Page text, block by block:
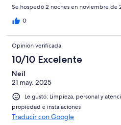
Se hospedó 2 noches en noviembre de
0
Opinión verificada
10/10 Excelente
Neil
21 may. 2025
Le gustó: Limpieza, personal y
propiedad e instalaciones
Traducir con Google